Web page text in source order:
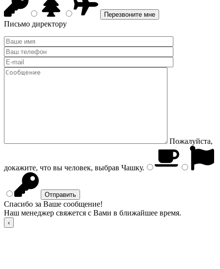
Письмо директору
Пожалуйста,
докажите, что вы человек, выбрав Чашку.
Спасибо за Ваше сообщение!
Наш менеджер свяжется с Вами в ближайшее время.